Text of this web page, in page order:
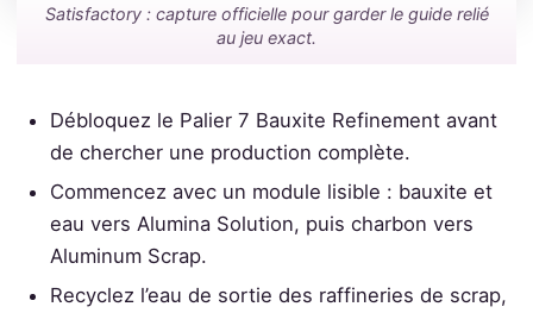
Satisfactory : capture officielle pour garder le guide relié
au jeu exact.
Débloquez le Palier 7 Bauxite Refinement avant
de chercher une production complète.
Commencez avec un module lisible : bauxite et
eau vers Alumina Solution, puis charbon vers
Aluminum Scrap.
Recyclez l’eau de sortie des raffineries de scrap,